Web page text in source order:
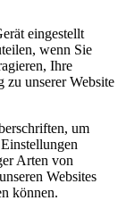
eingestellt
wenn Sie
Ihre
zu unserer Website
um
Arten von
Websites
können.